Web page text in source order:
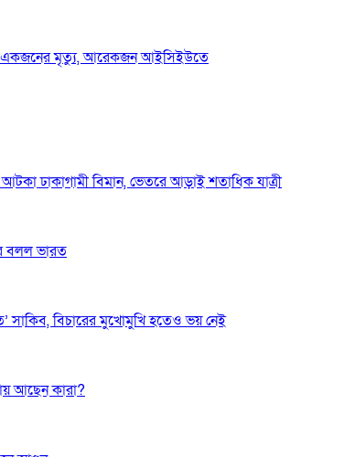
একজনের মৃত্যু, আরেকজন আইসিইউতে
ঢাকাগামী বিমান, ভেতরে আড়াই শতাধিক যাত্রী
বলল ভারত
সাকিব, বিচারের মুখোমুখি হতেও ভয় নেই
আছেন কারা?